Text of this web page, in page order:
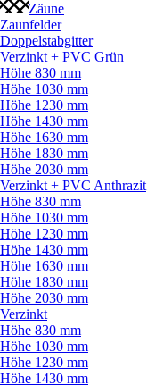
Zäune
Zaunfelder
Doppelstabgitter
Verzinkt + PVC Grün
Höhe 830 mm
Höhe 1030 mm
Höhe 1230 mm
Höhe 1430 mm
Höhe 1630 mm
Höhe 1830 mm
Höhe 2030 mm
Verzinkt + PVC Anthrazit
Höhe 830 mm
Höhe 1030 mm
Höhe 1230 mm
Höhe 1430 mm
Höhe 1630 mm
Höhe 1830 mm
Höhe 2030 mm
Verzinkt
Höhe 830 mm
Höhe 1030 mm
Höhe 1230 mm
Höhe 1430 mm